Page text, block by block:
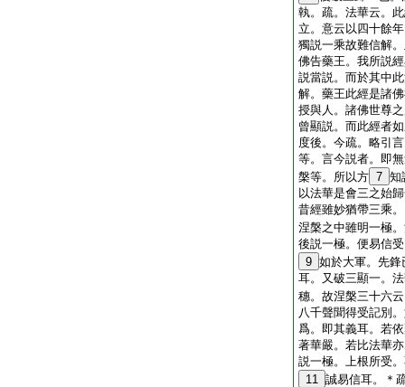
執。疏。法華云。
立。意云以四十餘
獨説一乘故難信解
佛告藥王。我所説
説當説。而於其中
解。藥王此經是諸
授與人。諸佛世尊
曾顯説。而此經者
度後。今疏。略引
等。言今説者。即
槃等。所以方 7 知
以法華是會三之始
昔經雖妙猶帶三乘
涅槃之中雖明一極
後説一極。便易信
9 如於大軍。先
耳。又破三顯一。
穗。故涅槃三十六
八千聲聞得受記別
爲。即其義耳。若
著華嚴。若比法華
説一極。上根所受
11 誠易信耳。＊